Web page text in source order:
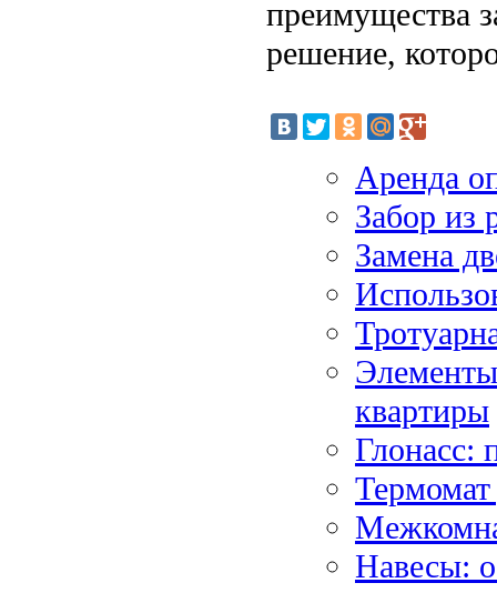
преимущества
решение,
Аренда
Забор из
Замена
квартиры
Глонасс:
Термомат
Навесы: